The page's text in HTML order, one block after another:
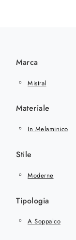
Marca
Mistral
Materiale
In Melaminico
Stile
Moderne
Tipologia
A Soppalco